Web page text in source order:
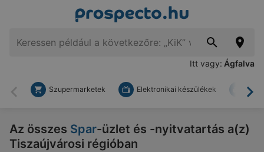
Itt vagy: Ágfalva
Vissza
Szupermarketek Elektronikai készülékek
Az összes Spar-üzlet és -nyitvatartás a(z)
Tiszaújvárosi régióban